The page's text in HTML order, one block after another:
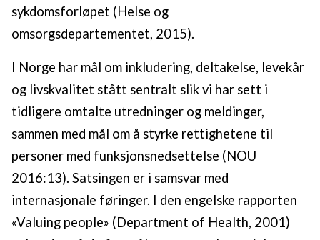
sykdomsforløpet (Helse og
omsorgsdepartementet, 2015).
I Norge har mål om inkludering, deltakelse, levekår
og livskvalitet stått sentralt slik vi har sett i
tidligere omtalte utredninger og meldinger,
sammen med mål om å styrke rettighetene til
personer med funksjonsnedsettelse (NOU
2016:13). Satsingen er i samsvar med
internasjonale føringer. I den engelske rapporten
«Valuing people» (Department of Health, 2001)